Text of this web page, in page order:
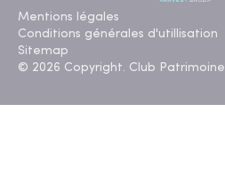
Mentions légales
Conditions générales d'utillisation
Sitemap
© 2026 Copyright. Club Patrimoine